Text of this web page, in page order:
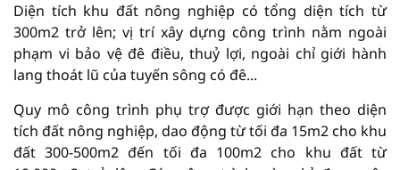
Diện tích khu đất nông nghiệp có tổng diện tích từ
300m2 trở lên; vị trí xây dựng công trình nằm ngoài
phạm vi bảo vệ đê điều, thuỷ lợi, ngoài chỉ giới hành
lang thoát lũ của tuyến sông có đê...
Quy mô công trình phụ trợ được giới hạn theo diện
tích đất nông nghiệp, dao động từ tối đa 15m2 cho khu
đất 300-500m2 đến tối đa 100m2 cho khu đất từ